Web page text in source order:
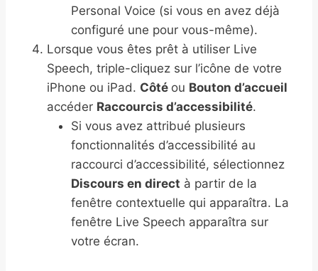
Personal Voice (si vous en avez déjà
configuré une pour vous-même).
Lorsque vous êtes prêt à utiliser Live
Speech, triple-cliquez sur l’icône de votre
iPhone ou iPad. Côté ou Bouton d’accueil
accéder Raccourcis d’accessibilité.
Si vous avez attribué plusieurs
fonctionnalités d’accessibilité au
raccourci d’accessibilité, sélectionnez
Discours en direct à partir de la
fenêtre contextuelle qui apparaîtra. La
fenêtre Live Speech apparaîtra sur
votre écran.